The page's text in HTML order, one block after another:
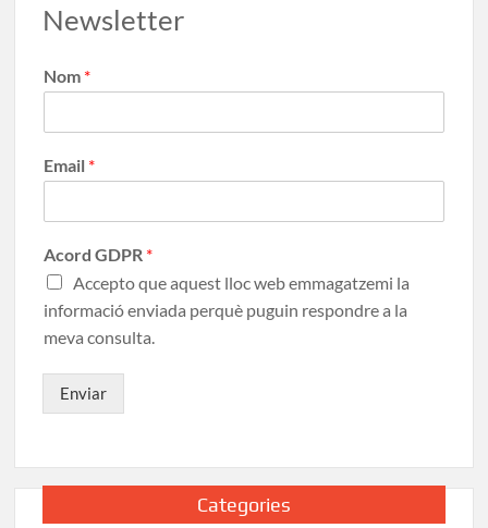
Newsletter
Nom *
Email *
Acord GDPR *
Accepto que aquest lloc web emmagatzemi la
informació enviada perquè puguin respondre a la
meva consulta.
Enviar
Categories